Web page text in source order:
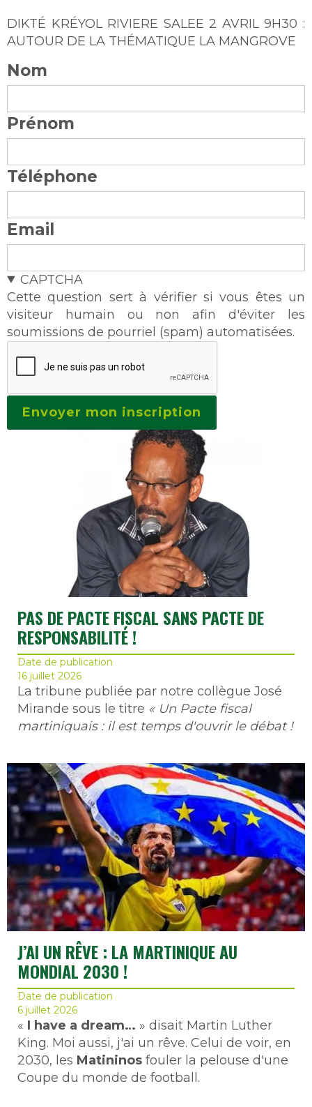
DIKTÉ KRÉYOL RIVIERE SALEE 2 AVRIL 9H30 :
AUTOUR DE LA THÉMATIQUE LA MANGROVE
Nom
Prénom
Téléphone
Email
CAPTCHA
Cette question sert à vérifier si vous êtes un
visiteur humain ou non afin d'éviter les
soumissions de pourriel (spam) automatisées.
PAS DE PACTE FISCAL SANS PACTE DE
RESPONSABILITÉ !
Date de publication
16 juillet 2026
La tribune publiée par notre collègue José
Mirande sous le titre « Un Pacte fiscal
martiniquais : il est temps d'ouvrir le débat !
J’AI UN RÊVE : LA MARTINIQUE AU
MONDIAL 2030 !
Date de publication
6 juillet 2026
« I have a dream… » disait Martin Luther
King. Moi aussi, j'ai un rêve. Celui de voir, en
2030, les Matininos fouler la pelouse d'une
Coupe du monde de football.